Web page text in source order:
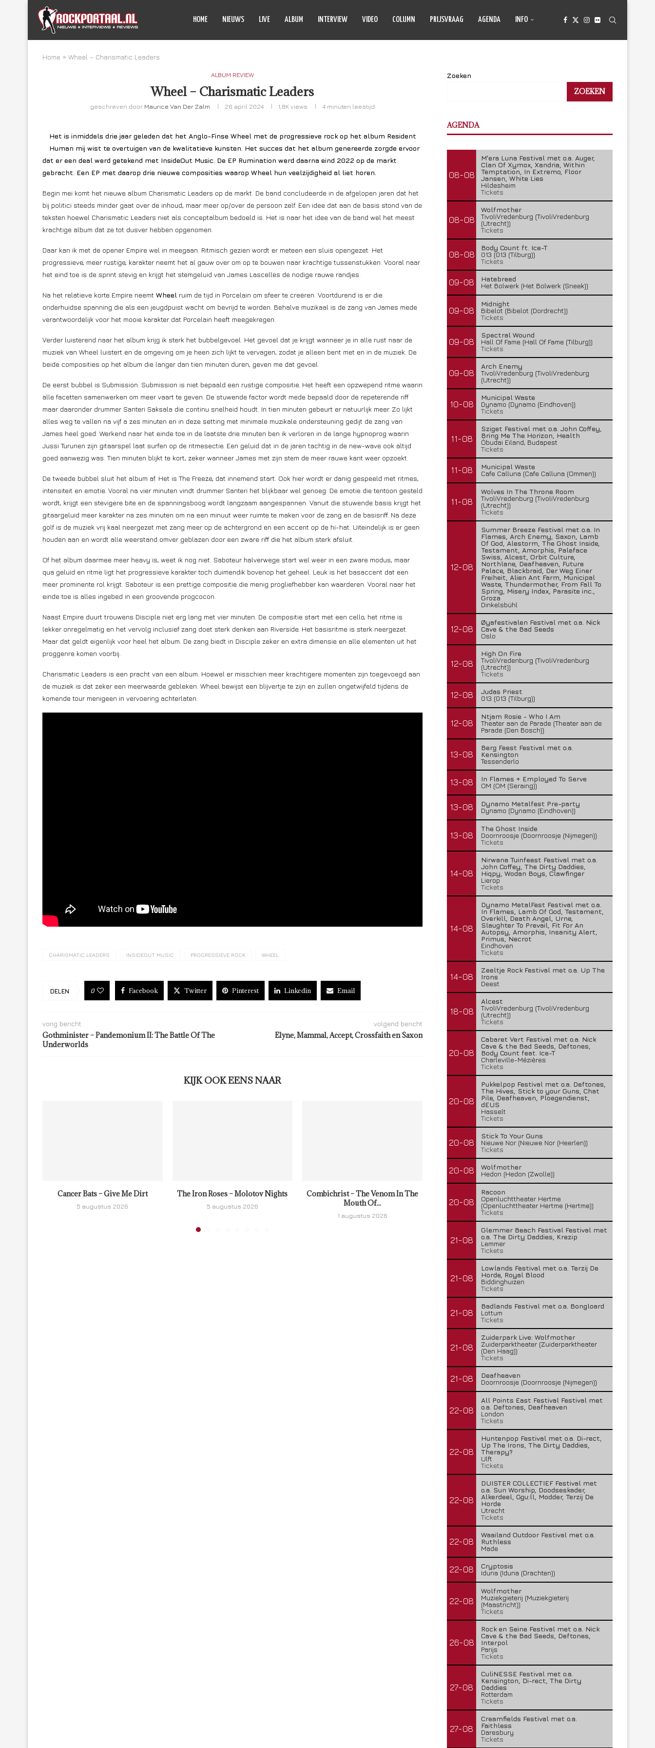
HOME NIEUWS LIVE ALBUM INTERVIEW VIDEO COLUMN PRIJSVRAAG AGENDA INFO
Home » Wheel – Charismatic Leaders
ALBUM REVIEW
Wheel – Charismatic Leaders
geschreven door Maurice Van Der Zalm 26 april 2024 1,8K views 4 minuten leestijd
Het is inmiddels drie jaar geleden dat het Anglo-Finse Wheel met de progressieve rock op het album Resident
Human mij wist te overtuigen van de kwalitatieve kunsten. Het succes dat het album genereerde zorgde ervoor
dat er een deal werd getekend met InsideOut Music. De EP Rumination werd daarna eind 2022 op de markt
gebracht. Een EP met daarop drie nieuwe composities waarop Wheel hun veelzijdigheid al liet horen.
Begin mei komt het nieuwe album Charismatic Leaders op de markt. De band concludeerde in de afgelopen jaren dat het
bij politici steeds minder gaat over de inhoud, maar meer op/over de persoon zelf. Een idee dat aan de basis stond van de
teksten hoewel Charismatic Leaders niet als conceptalbum bedoeld is. Het is naar het idee van de band wel het meest
krachtige album dat ze tot dusver hebben opgenomen.
Daar kan ik met de opener Empire wel in meegaan. Ritmisch gezien wordt er meteen een sluis opengezet. Het
progressieve, meer rustige, karakter neemt het al gauw over om op te bouwen naar krachtige tussenstukken. Vooral naar
het eind toe is de sprint stevig en krijgt het stemgeluid van James Lascelles de nodige rauwe randjes.
Na het relatieve korte Empire neemt Wheel ruim de tijd in Porcelain om sfeer te creëren. Voortdurend is er die
onderhuidse spanning die als een jeugdpuist wacht om bevrijd te worden. Behalve muzikaal is de zang van James mede
verantwoordelijk voor het mooie karakter dat Porcelain heeft meegekregen.
Verder luisterend naar het album krijg ik sterk het bubbelgevoel. Het gevoel dat je krijgt wanneer je in alle rust naar de
muziek van Wheel luistert en de omgeving om je heen zich lijkt te vervagen, zodat je alleen bent met en in de muziek. De
beide composities op het album die langer dan tien minuten duren, geven me dat gevoel.
De eerst bubbel is Submission. Submission is niet bepaald een rustige compositie. Het heeft een opzwepend ritme waarin
alle facetten samenwerken om meer vaart te geven. De stuwende factor wordt mede bepaald door de repeterende riff
maar daaronder drummer Santeri Saksala die continu snelheid houdt. In tien minuten gebeurt er natuurlijk meer. Zo lijkt
alles weg te vallen na vijf a zes minuten en in deze setting met minimale muzikale ondersteuning gedijt de zang van
James heel goed. Werkend naar het einde toe in de laatste drie minuten ben ik verloren in de lange hypnoprog waarin
Jussi Turunen zijn gitaarspel laat surfen op de ritmesectie. Een geluid dat in de jaren tachtig in de new-wave ook altijd
goed aanwezig was. Tien minuten blijkt te kort, zeker wanneer James met zijn stem de meer rauwe kant weer opzoekt.
De tweede bubbel sluit het album af. Het is The Freeze, dat innemend start. Ook hier wordt er danig gespeeld met ritmes,
intensiteit en emotie. Vooral na vier minuten vindt drummer Santeri het blijkbaar wel genoeg. De emotie die tentoon gesteld
wordt, krijgt een stevigere bite en de spanningsboog wordt langzaam aangespannen. Vanuit die stuwende basis krijgt het
gitaargeluid meer karakter na zes minuten om na een minuut weer ruimte te maken voor de zang en de basisriff. Na deze
golf is de muziek vrij kaal neergezet met zang meer op de achtergrond en een accent op de hi-hat. Uiteindelijk is er geen
houden aan en wordt alle weerstand omver geblazen door een zware riff die het album sterk afsluit.
Of het album daarmee meer heavy is, weet ik nog niet. Saboteur halverwege start wel weer in een zware modus, maar
qua geluid en ritme ligt het progressieve karakter toch duimendik bovenop het geheel. Leuk is het basaccent dat een
meer prominente rol krijgt. Saboteur is een prettige compositie die menig progliefhebber kan waarderen. Vooral naar het
einde toe is alles ingebed in een groovende progcocon.
Naast Empire duurt trouwens Disciple niet erg lang met vier minuten. De compositie start met een cello, het ritme is
lekker onregelmatig en het vervolg inclusief zang doet sterk denken aan Riverside. Het basisritme is sterk neergezet.
Maar dat geldt eigenlijk voor heel het album. De zang biedt in Disciple zeker en extra dimensie en alle elementen uit het
proggenre komen voorbij.
Charismatic Leaders is een pracht van een album. Hoewel er misschien meer krachtigere momenten zijn toegevoegd aan
de muziek is dat zeker een meerwaarde gebleken. Wheel bewijst een blijvertje te zijn en zullen ongetwijfeld tijdens de
komende tour menigeen in vervoering achterlaten.
CHARISMATIC LEADERS INSIDEOUT MUSIC PROGRESSIEVE ROCK WHEEL
DELEN 0 Facebook Twitter Pinterest Linkedin Email
vorig bericht
Gothminister – Pandemonium II: The Battle Of The
Underworlds
volgend bericht
Elyne, Mammal, Accept, Crossfaith en Saxon
KIJK OOK EENS NAAR
Cancer Bats – Give Me Dirt
5 augustus 2026
The Iron Roses – Molotov Nights
5 augustus 2026
Combichrist – The Venom In The
Mouth Of...
1 augustus 2026
Lunatic Soul – Transition II
29 juli 2026
Zoeken
ZOEKEN
AGENDA
08-08
M'era Luna Festival met o.a. Auger,
Clan Of Xymox, Xandria, Within
Temptation, In Extremo, Floor
Jansen, White Lies
Hildesheim
Tickets
08-08
Wolfmother
TivoliVredenburg (TivoliVredenburg
(Utrecht))
Tickets
08-08
Body Count ft. Ice-T
013 (013 (Tilburg))
Tickets
09-08
Hatebreed
Het Bolwerk (Het Bolwerk (Sneek))
09-08
Midnight
Bibelot (Bibelot (Dordrecht))
Tickets
09-08
Spectral Wound
Hall Of Fame (Hall Of Fame (Tilburg))
Tickets
09-08
Arch Enemy
TivoliVredenburg (TivoliVredenburg
(Utrecht))
10-08
Municipal Waste
Dynamo (Dynamo (Eindhoven))
Tickets
11-08
Sziget Festival met o.a. John Coffey,
Bring Me The Horizon, Health
Óbudai Eiland, Budapest
Tickets
11-08
Municipal Waste
Cafe Calluna (Cafe Calluna (Ommen))
11-08
Wolves In The Throne Room
TivoliVredenburg (TivoliVredenburg
(Utrecht))
Tickets
12-08
Summer Breeze Festival met o.a. In
Flames, Arch Enemy, Saxon, Lamb
Of God, Alestorm, The Ghost Inside,
Testament, Amorphis, Paleface
Swiss, Alcest, Orbit Culture,
Northlane, Deafheaven, Future
Palace, Blackbraid, Der Weg Einer
Freiheit, Alien Ant Farm, Municipal
Waste, Thundermother, From Fall To
Spring, Misery Index, Parasite inc.,
Groza
Dinkelsbühl
12-08
Øyafestivalen Festival met o.a. Nick
Cave & the Bad Seeds
Oslo
12-08
High On Fire
TivoliVredenburg (TivoliVredenburg
(Utrecht))
Tickets
12-08
Judas Priest
013 (013 (Tilburg))
12-08
Ntjam Rosie - Who I Am
Theater aan de Parade (Theater aan de
Parade (Den Bosch))
13-08
Berg Feest Festival met o.a.
Kensington
Tessenderlo
13-08
In Flames + Employed To Serve
OM (OM (Seraing))
13-08
Dynamo Metalfest Pre-party
Dynamo (Dynamo (Eindhoven))
13-08
The Ghost Inside
Doornroosje (Doornroosje (Nijmegen))
Tickets
14-08
Nirwana Tuinfeest Festival met o.a.
John Coffey, The Dirty Daddies,
Hiqpy, Wodan Boys, Clawfinger
Lierop
Tickets
14-08
Dynamo MetalFest Festival met o.a.
In Flames, Lamb Of God, Testament,
Overkill, Death Angel, Urne,
Slaughter To Prevail, Fit For An
Autopsy, Amorphis, Insanity Alert,
Primus, Necrot
Eindhoven
Tickets
14-08
Zeeltje Rock Festival met o.a. Up The
Irons
Deest
18-08
Alcest
TivoliVredenburg (TivoliVredenburg
(Utrecht))
Tickets
20-08
Cabaret Vert Festival met o.a. Nick
Cave & the Bad Seeds, Deftones,
Body Count feat. Ice-T
Charleville-Mézières
Tickets
20-08
Pukkelpop Festival met o.a. Deftones,
The Hives, Stick to your Guns, Chat
Pile, Deafheaven, Ploegendienst,
dEUS
Hasselt
Tickets
20-08
Stick To Your Guns
Nieuwe Nor (Nieuwe Nor (Heerlen))
Tickets
20-08
Wolfmother
Hedon (Hedon (Zwolle))
20-08
Racoon
Openluchttheater Hertme
(Openluchttheater Hertme (Hertme))
Tickets
21-08
Glemmer Beach Festival Festival met
o.a. The Dirty Daddies, Krezip
Lemmer
Tickets
21-08
Lowlands Festival met o.a. Terzij De
Horde, Royal Blood
Biddinghuizen
Tickets
21-08
Badlands Festival met o.a. Bongloard
Lottum
Tickets
21-08
Zuiderpark Live: Wolfmother
Zuiderparktheater (Zuiderparktheater
(Den Haag))
Tickets
21-08
Deafheaven
Doornroosje (Doornroosje (Nijmegen))
22-08
All Points East Festival Festival met
o.a. Deftones, Deafheaven
London
Tickets
22-08
Huntenpop Festival met o.a. Di-rect,
Up The Irons, The Dirty Daddies,
Therapy?
Ulft
Tickets
22-08
DUISTER COLLECTIEF Festival met
o.a. Sun Worship, Doodseskader,
Alkerdeel, Ggu:ll, Modder, Terzij De
Horde
Utrecht
Tickets
22-08
Waailand Outdoor Festival met o.a.
Ruthless
Made
22-08
Cryptosis
Iduna (Iduna (Drachten))
22-08
Wolfmother
Muziekgieterij (Muziekgieterij
(Maastricht))
Tickets
26-08
Rock en Seine Festival met o.a. Nick
Cave & the Bad Seeds, Deftones,
Interpol
Parijs
Tickets
27-08
CuliNESSE Festival met o.a.
Kensington, Di-rect, The Dirty
Daddies
Rotterdam
Tickets
27-08
Creamfields Festival met o.a.
Faithless
Daresbury
Tickets